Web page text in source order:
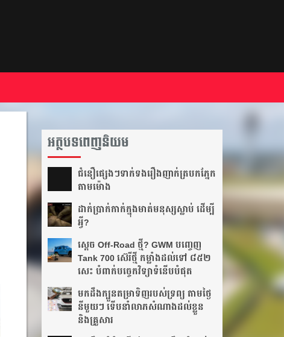
អត្ថបទពេញនិយម
ជំនឿ​ផ្សេងៗ​ទាក់ទង​រឿង​ញាក់​ត្របក​ភ្នែក​
តាម​ម៉ោង​
ដាក់​ប្រាក់​កាក់​ក្នុង​មាត់​មនុស្ស​ស្លាប់ ដើម្បី​
អ្វី?
ស្តេច Off-Road ថ្មី? GWM បញ្ចេញ
Tank 700 ស៊េរីថ្មី កម្លាំងដល់ទៅ ៨៥២
សេះ បំពាក់បច្ចេកវិទ្យាទំនើបបំផុត
មកដឹងក្បួនតម្រាទិញរបស់ទ្រព្យ តាមថ្ងៃ
នីមួយៗ ទើបនាំលាភសំណាងដល់ខ្លួន
និងគ្រួសារ